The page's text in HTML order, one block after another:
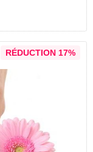
RÉDUCTION 17%